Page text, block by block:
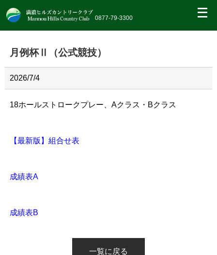
0877-79-3300
繝｡
繝
帝
月例杯Ⅱ（公式競技）
2026/7/4
18ホールストロークプレー、Aクラス・Bクラス
【最新版】組合せ表
成績表A
成績表B
一覧に戻る